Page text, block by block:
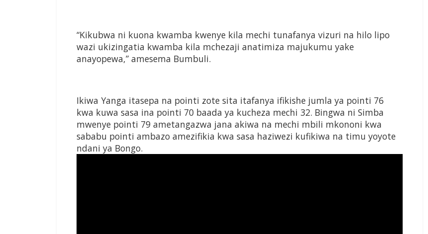
“Kikubwa ni kuona kwamba kwenye kila mechi tunafanya vizuri na hilo lipo
wazi ukizingatia kwamba kila mchezaji anatimiza majukumu yake
anayopewa,” amesema Bumbuli.
Ikiwa Yanga itasepa na pointi zote sita itafanya ifikishe jumla ya pointi 76
kwa kuwa sasa ina pointi 70 baada ya kucheza mechi 32. Bingwa ni Simba
mwenye pointi 79 ametangazwa jana akiwa na mechi mbili mkononi kwa
sababu pointi ambazo amezifikia kwa sasa haziwezi kufikiwa na timu yoyote
ndani ya Bongo.